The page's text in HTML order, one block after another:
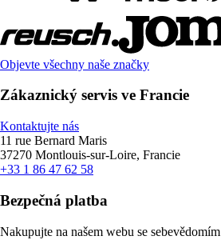
Objevte všechny naše značky
Zákaznický servis ve Francie
Kontaktujte nás
11 rue Bernard Maris
37270 Montlouis-sur-Loire, Francie
+33 1 86 47 62 58
Bezpečná platba
Nakupujte na našem webu se sebevědomím